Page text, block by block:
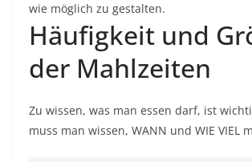
wie möglich zu gestalten.
Häufigkeit und
der Mahlzeiten
Zu wissen, was man essen darf, ist
muss man wissen, WANN und WIE VIEL